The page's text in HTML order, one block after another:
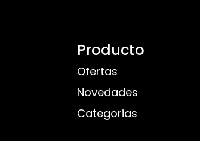
Producto
Ofertas
Novedades
Categorias